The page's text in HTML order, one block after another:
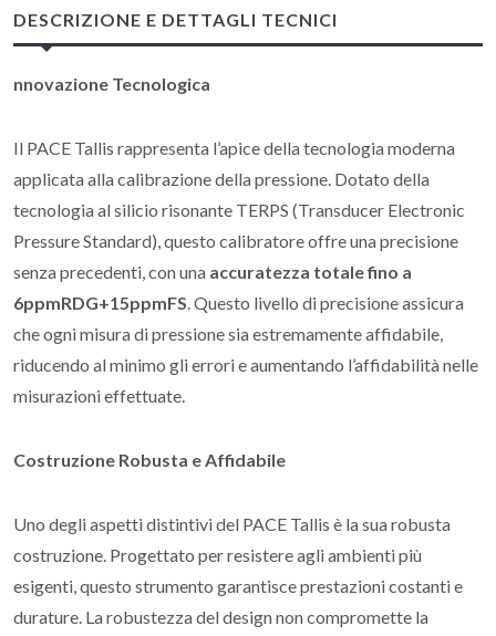
DESCRIZIONE E DETTAGLI TECNICI
nnovazione Tecnologica
Il PACE Tallis rappresenta l’apice della tecnologia moderna
applicata alla calibrazione della pressione. Dotato della
tecnologia al silicio risonante TERPS (Transducer Electronic
Pressure Standard), questo calibratore offre una precisione
senza precedenti, con una accuratezza totale fino a
6ppmRDG+15ppmFS. Questo livello di precisione assicura
che ogni misura di pressione sia estremamente affidabile,
riducendo al minimo gli errori e aumentando l’affidabilità nelle
misurazioni effettuate.
Costruzione Robusta e Affidabile
Uno degli aspetti distintivi del PACE Tallis è la sua robusta
costruzione. Progettato per resistere agli ambienti più
esigenti, questo strumento garantisce prestazioni costanti e
durature. La robustezza del design non compromette la